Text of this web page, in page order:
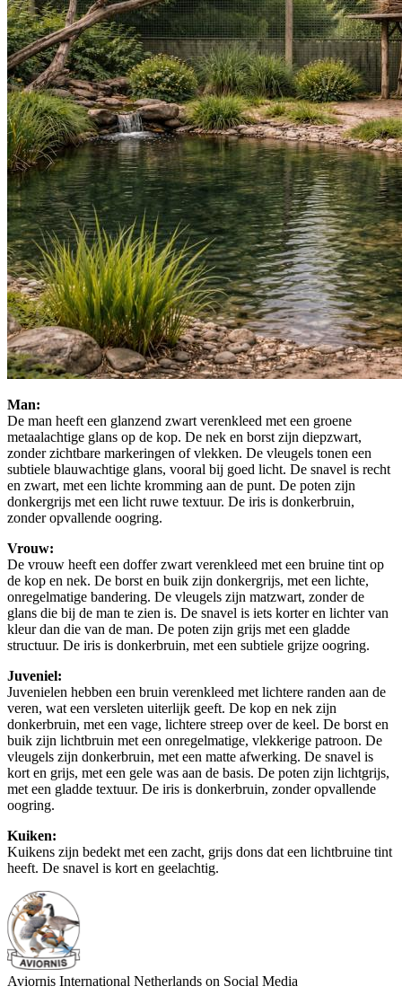
Man:
De man heeft een glanzend zwart verenkleed met een groene
metaalachtige glans op de kop. De nek en borst zijn diepzwart,
zonder zichtbare markeringen of vlekken. De vleugels tonen een
subtiele blauwachtige glans, vooral bij goed licht. De snavel is recht
en zwart, met een lichte kromming aan de punt. De poten zijn
donkergrijs met een licht ruwe textuur. De iris is donkerbruin,
zonder opvallende oogring.
Vrouw:
De vrouw heeft een doffer zwart verenkleed met een bruine tint op
de kop en nek. De borst en buik zijn donkergrijs, met een lichte,
onregelmatige bandering. De vleugels zijn matzwart, zonder de
glans die bij de man te zien is. De snavel is iets korter en lichter van
kleur dan die van de man. De poten zijn grijs met een gladde
structuur. De iris is donkerbruin, met een subtiele grijze oogring.
Juveniel:
Juvenielen hebben een bruin verenkleed met lichtere randen aan de
veren, wat een versleten uiterlijk geeft. De kop en nek zijn
donkerbruin, met een vage, lichtere streep over de keel. De borst en
buik zijn lichtbruin met een onregelmatige, vlekkerige patroon. De
vleugels zijn donkerbruin, met een matte afwerking. De snavel is
kort en grijs, met een gele was aan de basis. De poten zijn lichtgrijs,
met een gladde textuur. De iris is donkerbruin, zonder opvallende
oogring.
Kuiken:
Kuikens zijn bedekt met een zacht, grijs dons dat een lichtbruine tint
heeft. De snavel is kort en geelachtig.
Aviornis International Netherlands on Social Media